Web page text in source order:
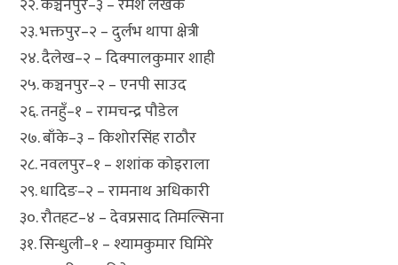
२३. भक्तपुर–२ – दुर्लभ थापा क्षेत्री
२४. दैलेख–२ – दिक्पालकुमार शाही
२५. कञ्चनपुर–२ – एनपी साउद
२६. तनहुँ–१ – रामचन्द्र पौडेल
२७. बाँके–३ – किशोरसिंह राठौर
२८. नवलपुर–१ – शशांक कोइराला
२९. धादिङ–२ – रामनाथ अधिकारी
३०. रौतहट–४ – देवप्रसाद तिमल्सिना
३१. सिन्धुली–१ – श्यामकुमार घिमिरे